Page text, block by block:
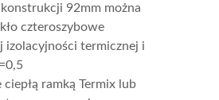
92mm można
czteroszybowe
izolacyjności termicznej i
ciepłą ramką Termix lub